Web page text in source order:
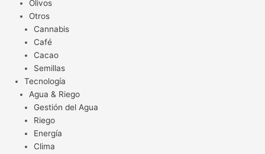
Olivos
Otros
Cannabis
Café
Cacao
Semillas
Tecnología
Agua & Riego
Gestión del Agua
Riego
Energía
Clima